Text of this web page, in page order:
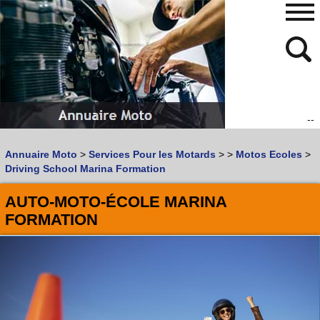
--
Vous recherchez un garage MOTOouSCOOTER ?
Quoi :
Où :
Recherche avancée
Retrouvez dans votre VILLE
les bonnes adresses de
L'ANNUAIRE MOTO & SCOOTER
480
768
Annuaire Moto > Services Pour les Motards > > Motos Ecoles >
Driving School Marina Formation
AUTO-MOTO-ÉCOLE MARINA
FORMATION